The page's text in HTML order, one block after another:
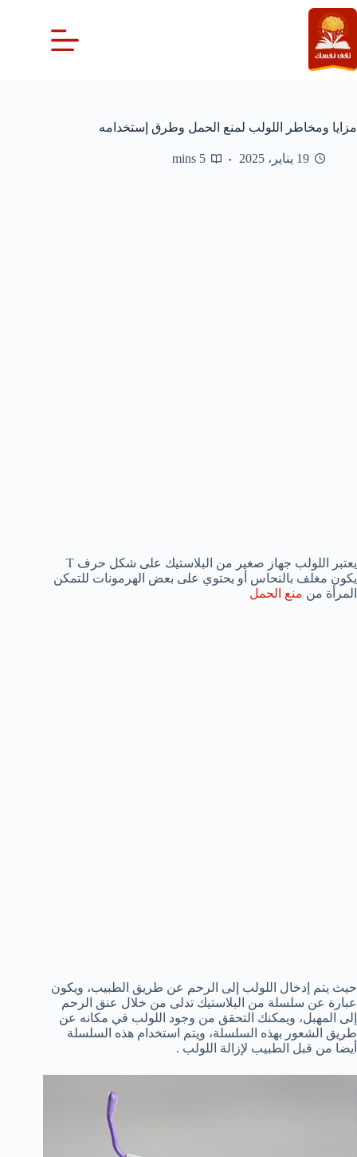
التجاوز
إلى
المحتوى
مزايا ومخاطر اللولب لمنع الحمل وطرق إستخدامه
19 يناير، 2025 5 mins
يعتبر اللولب جهاز صغير من البلاستيك على شكل حرف T
يكون مغلف بالنحاس أو يحتوي على بعض الهرمونات للتمكن
المرأة من منع الحمل
حيث يتم إدخال اللولب إلى الرحم عن طريق الطبيب، ويكون
عبارة عن سلسلة من البلاستيك تدلى من خلال عنق الرحم
إلى المهبل، ويمكنك التحقق من وجود اللولب في مكانه عن
طريق الشعور بهذه السلسلة، ويتم استخدام هذه السلسلة
أيضا من قبل الطبيب لإزالة اللولب .